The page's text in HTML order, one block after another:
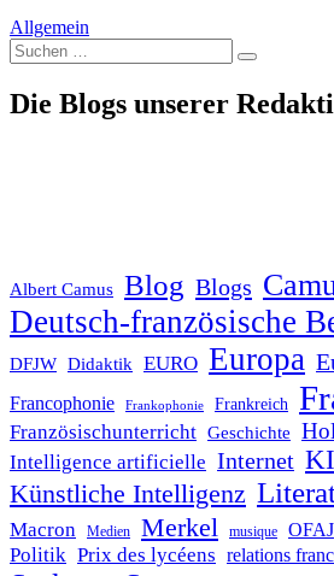
Allgemein
Suche
nach:
Die Blogs unserer
Albert Camus Blog Blogs
Deutsch-französische
DFJW Didaktik EURO Europa
Francophonie Frankophonie Frankreich
Französischunterricht Geschichte
Intelligence artificielle Internet KI
Künstliche Intelligenz
Macron Medien Merkel musique OFAJ
Politik Prix des lycéens relations